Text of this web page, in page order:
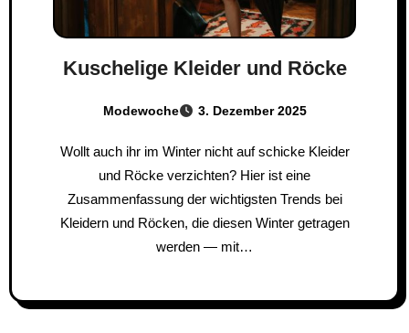
Kuschelige Kleider und Röcke
Modewoche 3. Dezember 2025
Wollt auch ihr im Winter nicht auf schicke Kleider
und Röcke verzichten? Hier ist eine
Zusammenfassung der wichtigsten Trends bei
Kleidern und Röcken, die diesen Winter getragen
werden — mit…